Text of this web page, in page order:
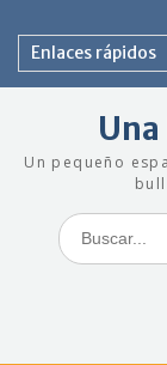
contenido
Enlaces rápidos
Un pequeño
Buscar: